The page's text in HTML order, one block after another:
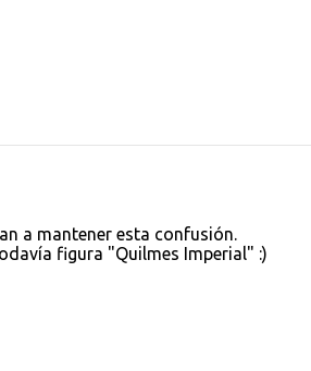
a mantener esta confusión.
figura "Quilmes Imperial" :)